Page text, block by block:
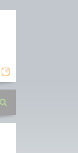
Suche